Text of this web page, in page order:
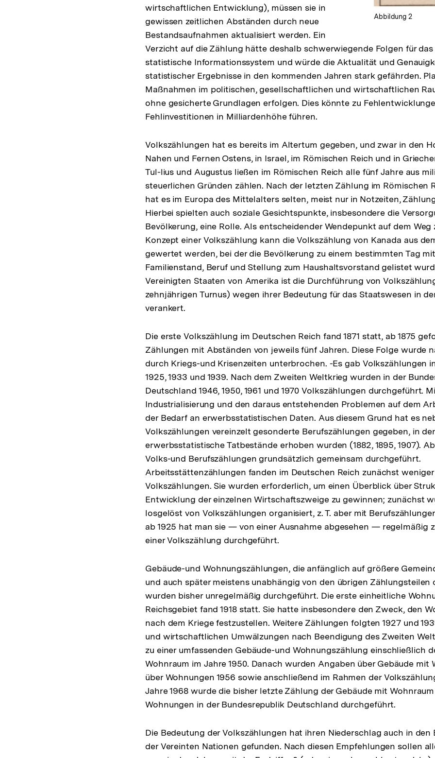
Abbildung 2
wirtschaftlichen Entwicklung), müssen sie in
gewissen zeitlichen Abständen durch neue
Bestandsaufnahmen aktualisiert werden. Ein
Verzicht auf die Zählung hätte deshalb schwerwiegende Folgen für
statistische Informationssystem und würde die Aktualität und
statistischer Ergebnisse in den kommenden Jahren stark gefährden.
Maßnahmen im politischen, gesellschaftlichen und wirtschaftlichen
ohne gesicherte Grundlagen erfolgen. Dies könnte zu
Fehlinvestitionen in Milliardenhöhe führen.
Volkszählungen hat es bereits im Altertum gegeben, und zwar in den
Nahen und Fernen Ostens, in Israel, im Römischen Reich und in
Tul-lius und Augustus ließen im Römischen Reich alle fünf Jahre aus
steuerlichen Gründen zählen. Nach der letzten Zählung im Römischen
hat es im Europa des Mittelalters selten, meist nur in Notzeiten,
Hierbei spielten auch soziale Gesichtspunkte, insbesondere die
Bevölkerung, eine Rolle. Als entscheidender Wendepunkt auf dem Weg
Konzept einer Volkszählung kann die Volkszählung von Kanada aus
gewertet werden, bei der die Bevölkerung zu einem bestimmten Tag
Familienstand, Beruf und Stellung zum Haushaltsvorstand gelistet
Vereinigten Staaten von Amerika ist die Durchführung von
zehnjährigen Turnus) wegen ihrer Bedeutung für das Staatswesen in
verankert.
Die erste Volkszählung im Deutschen Reich fand 1871 statt, ab 1875
Zählungen mit Abständen von jeweils fünf Jahren. Diese Folge wurde
durch Kriegs-und Krisenzeiten unterbrochen. -Es gab Volkszählungen
1925, 1933 und 1939. Nach dem Zweiten Weltkrieg wurden in der
Deutschland 1946, 1950, 1961 und 1970 Volkszählungen durchgeführt.
Industrialisierung und den daraus entstehenden Problemen auf dem
der Bedarf an erwerbsstatistischen Daten. Aus diesem Grund hat es
Volkszählungen vereinzelt gesonderte Berufszählungen gegeben, in
erwerbsstatistische Tatbestände erhoben wurden (1882, 1895, 1907).
Volks-und Berufszählungen grundsätzlich gemeinsam durchgeführt.
Arbeitsstättenzählungen fanden im Deutschen Reich zunächst
Volkszählungen. Sie wurden erforderlich, um einen Überblick über
Entwicklung der einzelnen Wirtschaftszweige zu gewinnen; zunächst
losgelöst von Volkszählungen organisiert, z. T. aber mit
ab 1925 hat man sie — von einer Ausnahme abgesehen — regelmäßig
einer Volkszählung durchgeführt.
Gebäude-und Wohnungszählungen, die anfänglich auf größere
und auch später meistens unabhängig von den übrigen Zählungsteilen
wurden bisher unregelmäßig durchgeführt. Die erste einheitliche
Reichsgebiet fand 1918 statt. Sie hatte insbesondere den Zweck, den
nach dem Kriege festzustellen. Weitere Zählungen folgten 1927 und
und wirtschaftlichen Umwälzungen nach Beendigung des Zweiten
zu einer umfassenden Gebäude-und Wohnungszählung einschließlich
Wohnraum im Jahre 1950. Danach wurden Angaben über Gebäude mit
über Wohnungen 1956 sowie anschließend im Rahmen der
Jahre 1968 wurde die bisher letzte Zählung der Gebäude mit
Wohnungen in der Bundesrepublik Deutschland durchgeführt.
Die Bedeutung der Volkszählungen hat ihren Niederschlag auch in den
der Vereinten Nationen gefunden. Nach diesen Empfehlungen sollen